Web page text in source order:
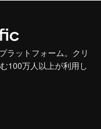
ラットフォーム。クリ
100万人以上が利用し